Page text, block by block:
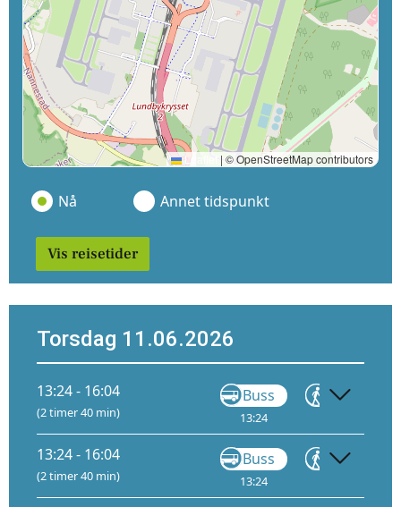
Leaflet | © OpenStreetMap contributors
Nå Annet tidspunkt
Vis reisetider
Torsdag 11.06.2026
13:24 - 16:04
(2 timer 40 min)
Buss
13:24
Gå
13:24 - 16:04
(2 timer 40 min)
Buss
13:24
Gå